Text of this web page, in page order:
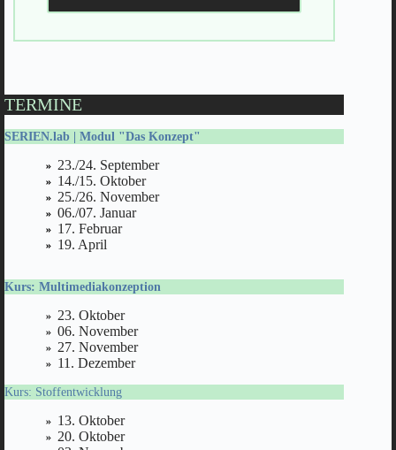
TERMINE
SERIEN.lab | Modul "Das Konzept"
23./24. September
14./15. Oktober
25./26. November
06./07. Januar
17. Februar
19. April
Kurs: Multimediakonzeption
23. Oktober
06. November
27. November
11. Dezember
Kurs: Stoffentwicklung
13. Oktober
20. Oktober